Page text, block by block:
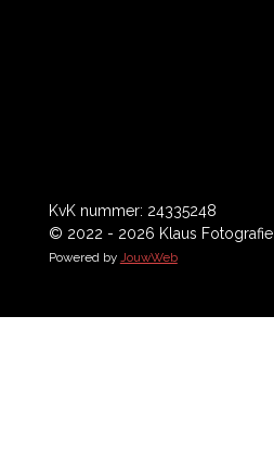
KvK nummer: 24335248
© 2022 - 2026 Klaus Fotografie
Powered by JouwWeb